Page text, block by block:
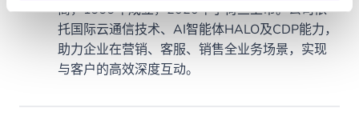
商，1999年成立，2020年于荷兰上市。公司依
托国际云通信技术、AI智能体HALO及CDP能力，
助力企业在营销、客服、销售全业务场景，实现
与客户的高效深度互动。